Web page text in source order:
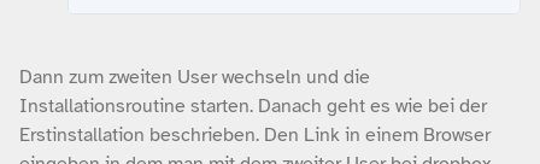
Dann zum zweiten User wechseln und die
Installationsroutine starten. Danach geht es wie bei der
Erstinstallation beschrieben. Den Link in einem Browser